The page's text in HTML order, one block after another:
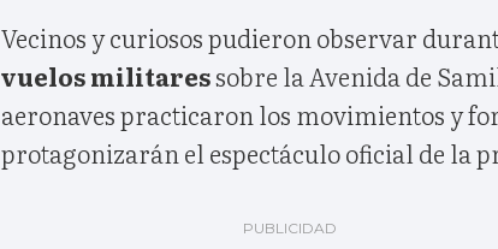
Vecinos y curiosos pudieron observar
vuelos militaressobre la Avenida de
aeronaves practicaron los movimientos y
protagonizarán el espectáculo oficial de la